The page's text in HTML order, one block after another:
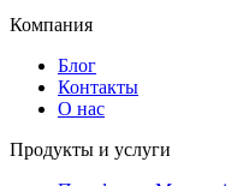
Компания
Блог
Контакты
О нас
Продукты и услуги